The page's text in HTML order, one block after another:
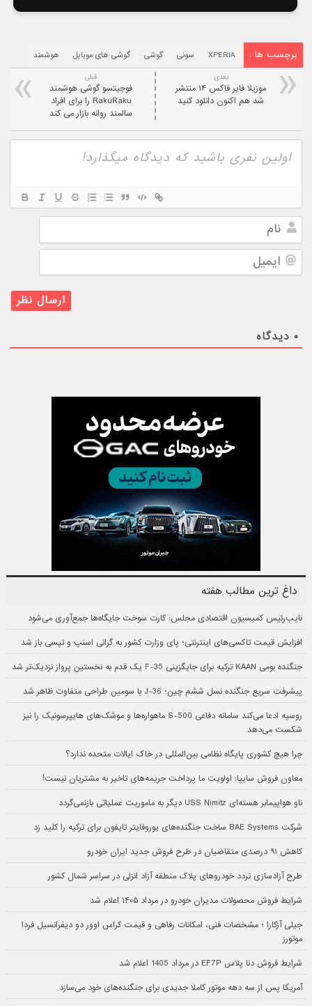
برچسب ها : XPERIA سونی گوشی گوشی های موبایل هوشمند
قبلی
فوجیتسو گوشی هوشمند
RakuRaku را برای افراد
سالمند روانه بازار می کند
بعدی:
موزيلا فاير فاکس ۱۴ منتشر
شد هم اکنون دانلود کنيد
نام
ایمیل
۰ دیدگاه
داغ ترین مطالب هفته
نایب‌رئیس کمیسیون اقتصادی مجلس: کارت سوخت جایگاه‌ها جمع‌آوری می‌شود
افزایش قیمت تاکسی‌های اینترنتی؛ پای وزارت کشور به گرانی اسنپ و تپسی باز شد
جنگنده بومی KAAN ترکیه برای جایگزینی F-35 یک قدم به نخستین پرواز نزدیک‌تر شد
پیشرفت سریع جنگنده نسل ششم چین؛ J-36 با سومین طراحی متفاوت ظاهر شد
روسیه ادعا می‌کند سامانه دفاعی S-500 ماهواره‌ها و موشک‌های هایپرسونیک را نیز
شکست می‌دهد
چرا هیچ کشوری پایگاه نظامی بین‌المللی در خاک ایالات متحده ندارد؟
معاون فروش سایپا: اولویت ما پرداخت جریمه‌های تاخیر به مشتریان نیست!
ناو هواپیمابر هسته‌ای USS Nimitz دیگر به ماموریت عملیاتی بازنمی‌گردد
شرکت BAE Systems ساخت جنگنده‌های یوروفایتر تایفون برای ترکیه را کلید زد
کاهش ۹۱ درصدی متقاضیان در طرح فروش جدید ایران خودرو
طرح آزادسازی تردد خودروهای پلاک منطقه آزاد انزلی در سراسر شمال کشور
شرایط فروش محصولات مدیران خودرو در مرداد ۱۴۰۵ اعلام شد
جیلی آزکارا ؛ مشخصات فنی، امکانات رفاهی و قیمت کراس اوور دو دیفرانسیل فردا
موتورز
شرایط فروش دنا پلاس EF7P در مرداد 1405 اعلام شد
آمریکا پس از سه دهه موتور کاملا جدیدی برای جنگنده‌های خود می‌سازد